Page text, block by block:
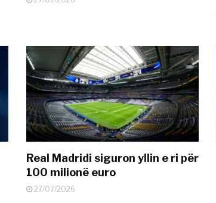
Real Madridi siguron yllin e ri për
100 milionë euro
27/07/2026